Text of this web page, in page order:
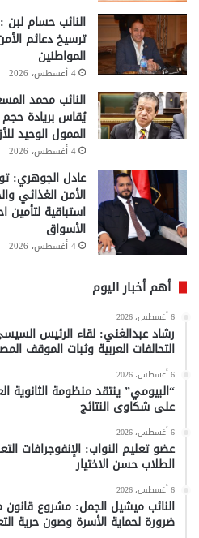
النائب حسام
ترسيخ دعائم
المواطنين
4 أغسطس، 2026
النائب محمد
يُقاس بريادة حجم
الممول الوحيد
4 أغسطس، 2026
عادل الجوهري:
الأمن الغذائي
استباقية لتأمين
الأسواق
4 أغسطس، 2026
أهم أخبار اليوم
6 أغسطس، 2026
رشاد عبدالغني: لقاء الرئيس
التحالفات العربية وثبات الموقف
6 أغسطس، 2026
“البيومي” ينتقد منظومة الثانوية
على شكاوى النتائج
6 أغسطس، 2026
عضو تعليم النواب: الإنفوجرافات
الطلاب حسن الاختيار
6 أغسطس، 2026
النائب ميشيل الجمل: مشروع
ضرورة لحماية الأسرة وصون حرية